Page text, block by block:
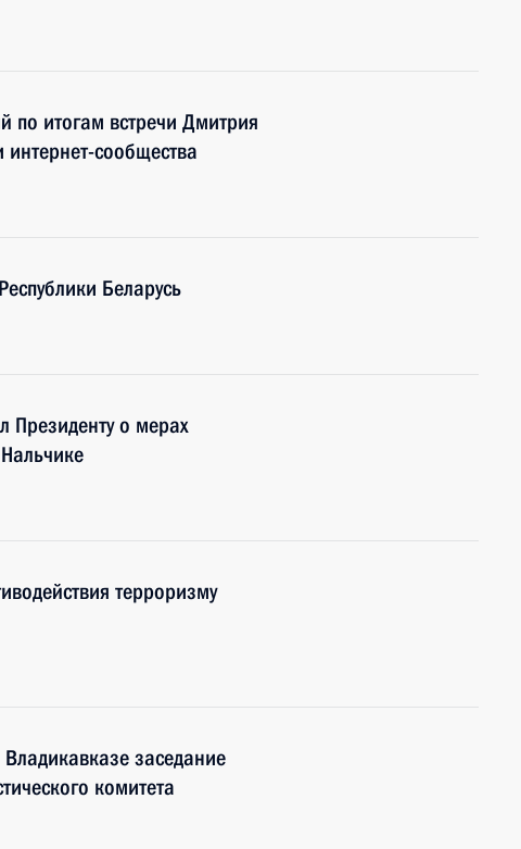
по итогам встречи Дмитрия
интернет-сообщества
Беларусь
Президенту о мерах
терроризму
заседание
комитета